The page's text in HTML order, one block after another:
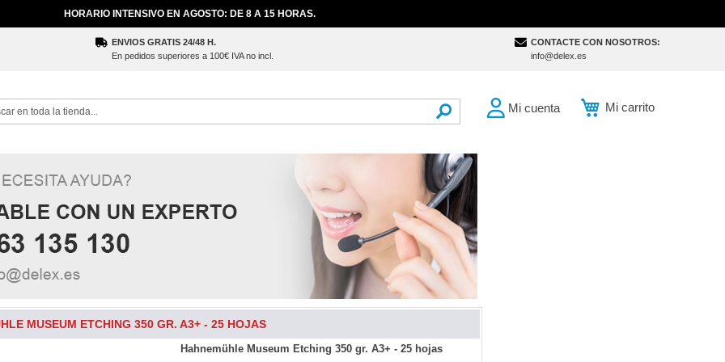
HORARIO INTENSIVO EN AGOSTO: DE 8 A 15 HORAS.
ENVIOS GRATIS 24/48 H.
En pedidos superiores a 100€ IVA no incl.
CONTACTE CON NOSOTROS:
info@delex.es
Mi carrito
Mi cuenta
MUSEUM ETCHING 350 GR. A3+ - 25 HOJAS
Hahnemühle Museum Etching 350 gr. A3+ - 25 hojas